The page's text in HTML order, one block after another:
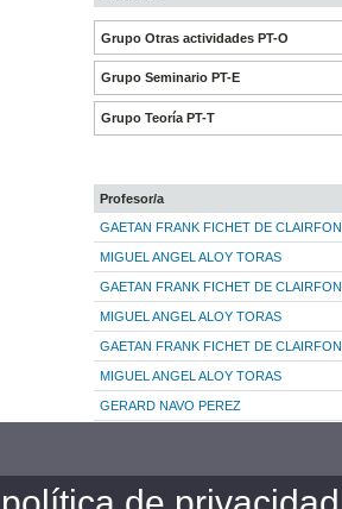
Grupo Otras actividades PT-O
Grupo Seminario PT-E
Grupo Teoría PT-T
Profesor/a
GAETAN FRANK FICHET DE
MIGUEL ANGEL ALOY TORAS
GAETAN FRANK FICHET DE
MIGUEL ANGEL ALOY TORAS
GAETAN FRANK FICHET DE
MIGUEL ANGEL ALOY TORAS
GERARD NAVO PEREZ